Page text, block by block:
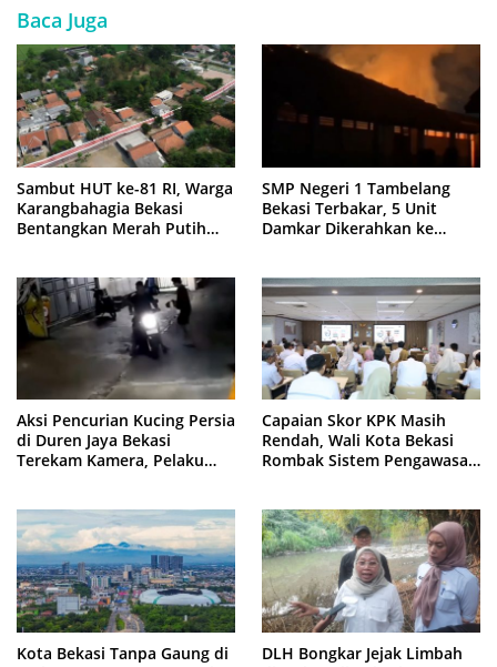
Baca Juga
Sambut HUT ke-81 RI, Warga
Karangbahagia Bekasi
Bentangkan Merah Putih
SMP Negeri 1 Tambelang
Bekasi Terbakar, 5 Unit
Damkar Dikerahkan ke
Aksi Pencurian Kucing Persia
di Duren Jaya Bekasi
Terekam Kamera, Pelaku
Capaian Skor KPK Masih
Rendah, Wali Kota Bekasi
Rombak Sistem Pengawasan
Kota Bekasi Tanpa Gaung di
DLH Bongkar Jejak Limbah